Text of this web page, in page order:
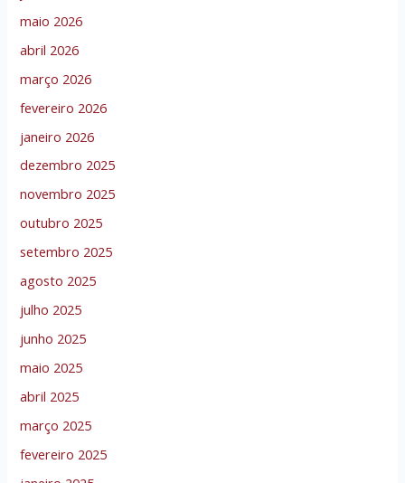
maio 2026
abril 2026
março 2026
fevereiro 2026
janeiro 2026
dezembro 2025
novembro 2025
outubro 2025
setembro 2025
agosto 2025
julho 2025
junho 2025
maio 2025
abril 2025
março 2025
fevereiro 2025